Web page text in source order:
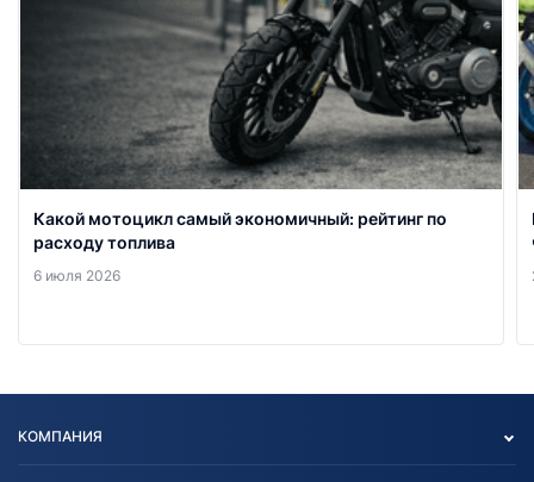
Какой мотоцикл самый экономичный: рейтинг по
расходу топлива
6 июля 2026
КОМПАНИЯ